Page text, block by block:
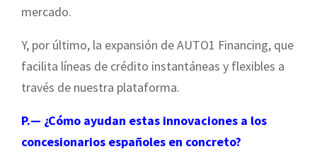
mercado.
Y, por último, la expansión de AUTO1 Financing, que
facilita líneas de crédito instantáneas y flexibles a
través de nuestra plataforma.
P.— ¿Cómo ayudan estas innovaciones a los
concesionarios españoles en concreto?